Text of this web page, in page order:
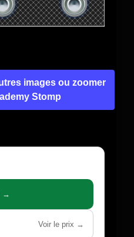
images ou zoomer
Stomp
→
Voir le prix →